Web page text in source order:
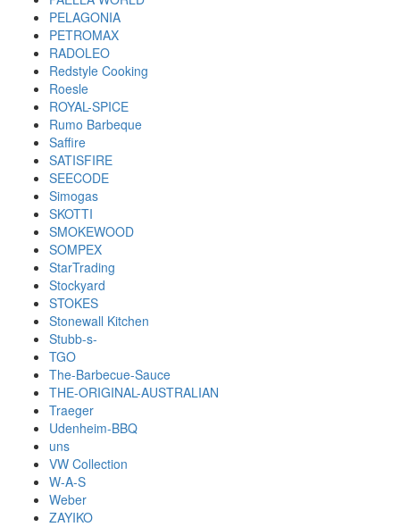
PELAGONIA
PETROMAX
RADOLEO
Redstyle Cooking
Roesle
ROYAL-SPICE
Rumo Barbeque
Saffire
SATISFIRE
SEECODE
Simogas
SKOTTI
SMOKEWOOD
SOMPEX
StarTrading
Stockyard
STOKES
Stonewall Kitchen
Stubb-s-
TGO
The-Barbecue-Sauce
THE-ORIGINAL-AUSTRALIAN
Traeger
Udenheim-BBQ
uns
VW Collection
W-A-S
Weber
ZAYIKO